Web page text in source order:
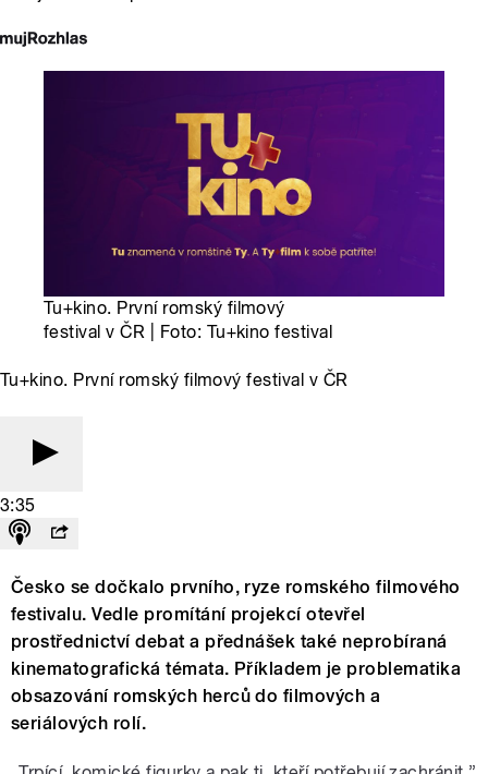
Tu+kino. První romský filmový
festival v ČR | Foto: Tu+kino festival
Tu+kino. První romský filmový festival v ČR
3:35
Česko se dočkalo prvního, ryze romského filmového
festivalu. Vedle promítání projekcí otevřel
prostřednictví debat a přednášek také neprobíraná
kinematografická témata. Příkladem je problematika
obsazování romských herců do filmových a
seriálových rolí.